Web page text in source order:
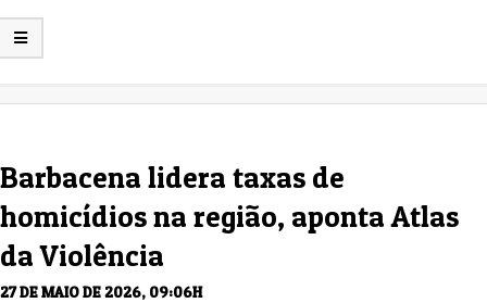
Barbacena lidera taxas de
homicídios na região, aponta Atlas
da Violência
27 DE MAIO DE 2026, 09:06H